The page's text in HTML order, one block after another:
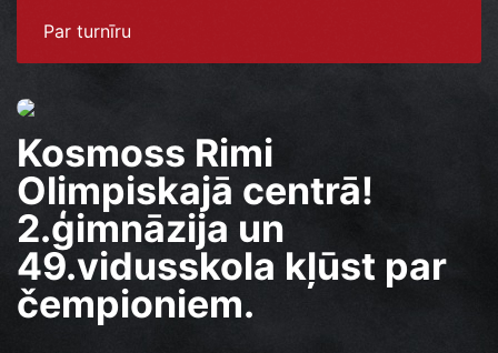
Par turnīru
Kosmoss Rimi
Olimpiskajā centrā!
2.ģimnāzija un
49.vidusskola kļūst par
čempioniem.